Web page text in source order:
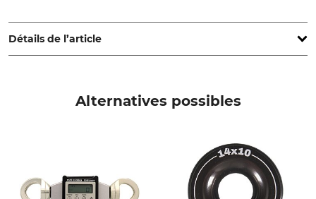
Germany, www.original-loewe.de
Détails de l’article
Alternatives possibles